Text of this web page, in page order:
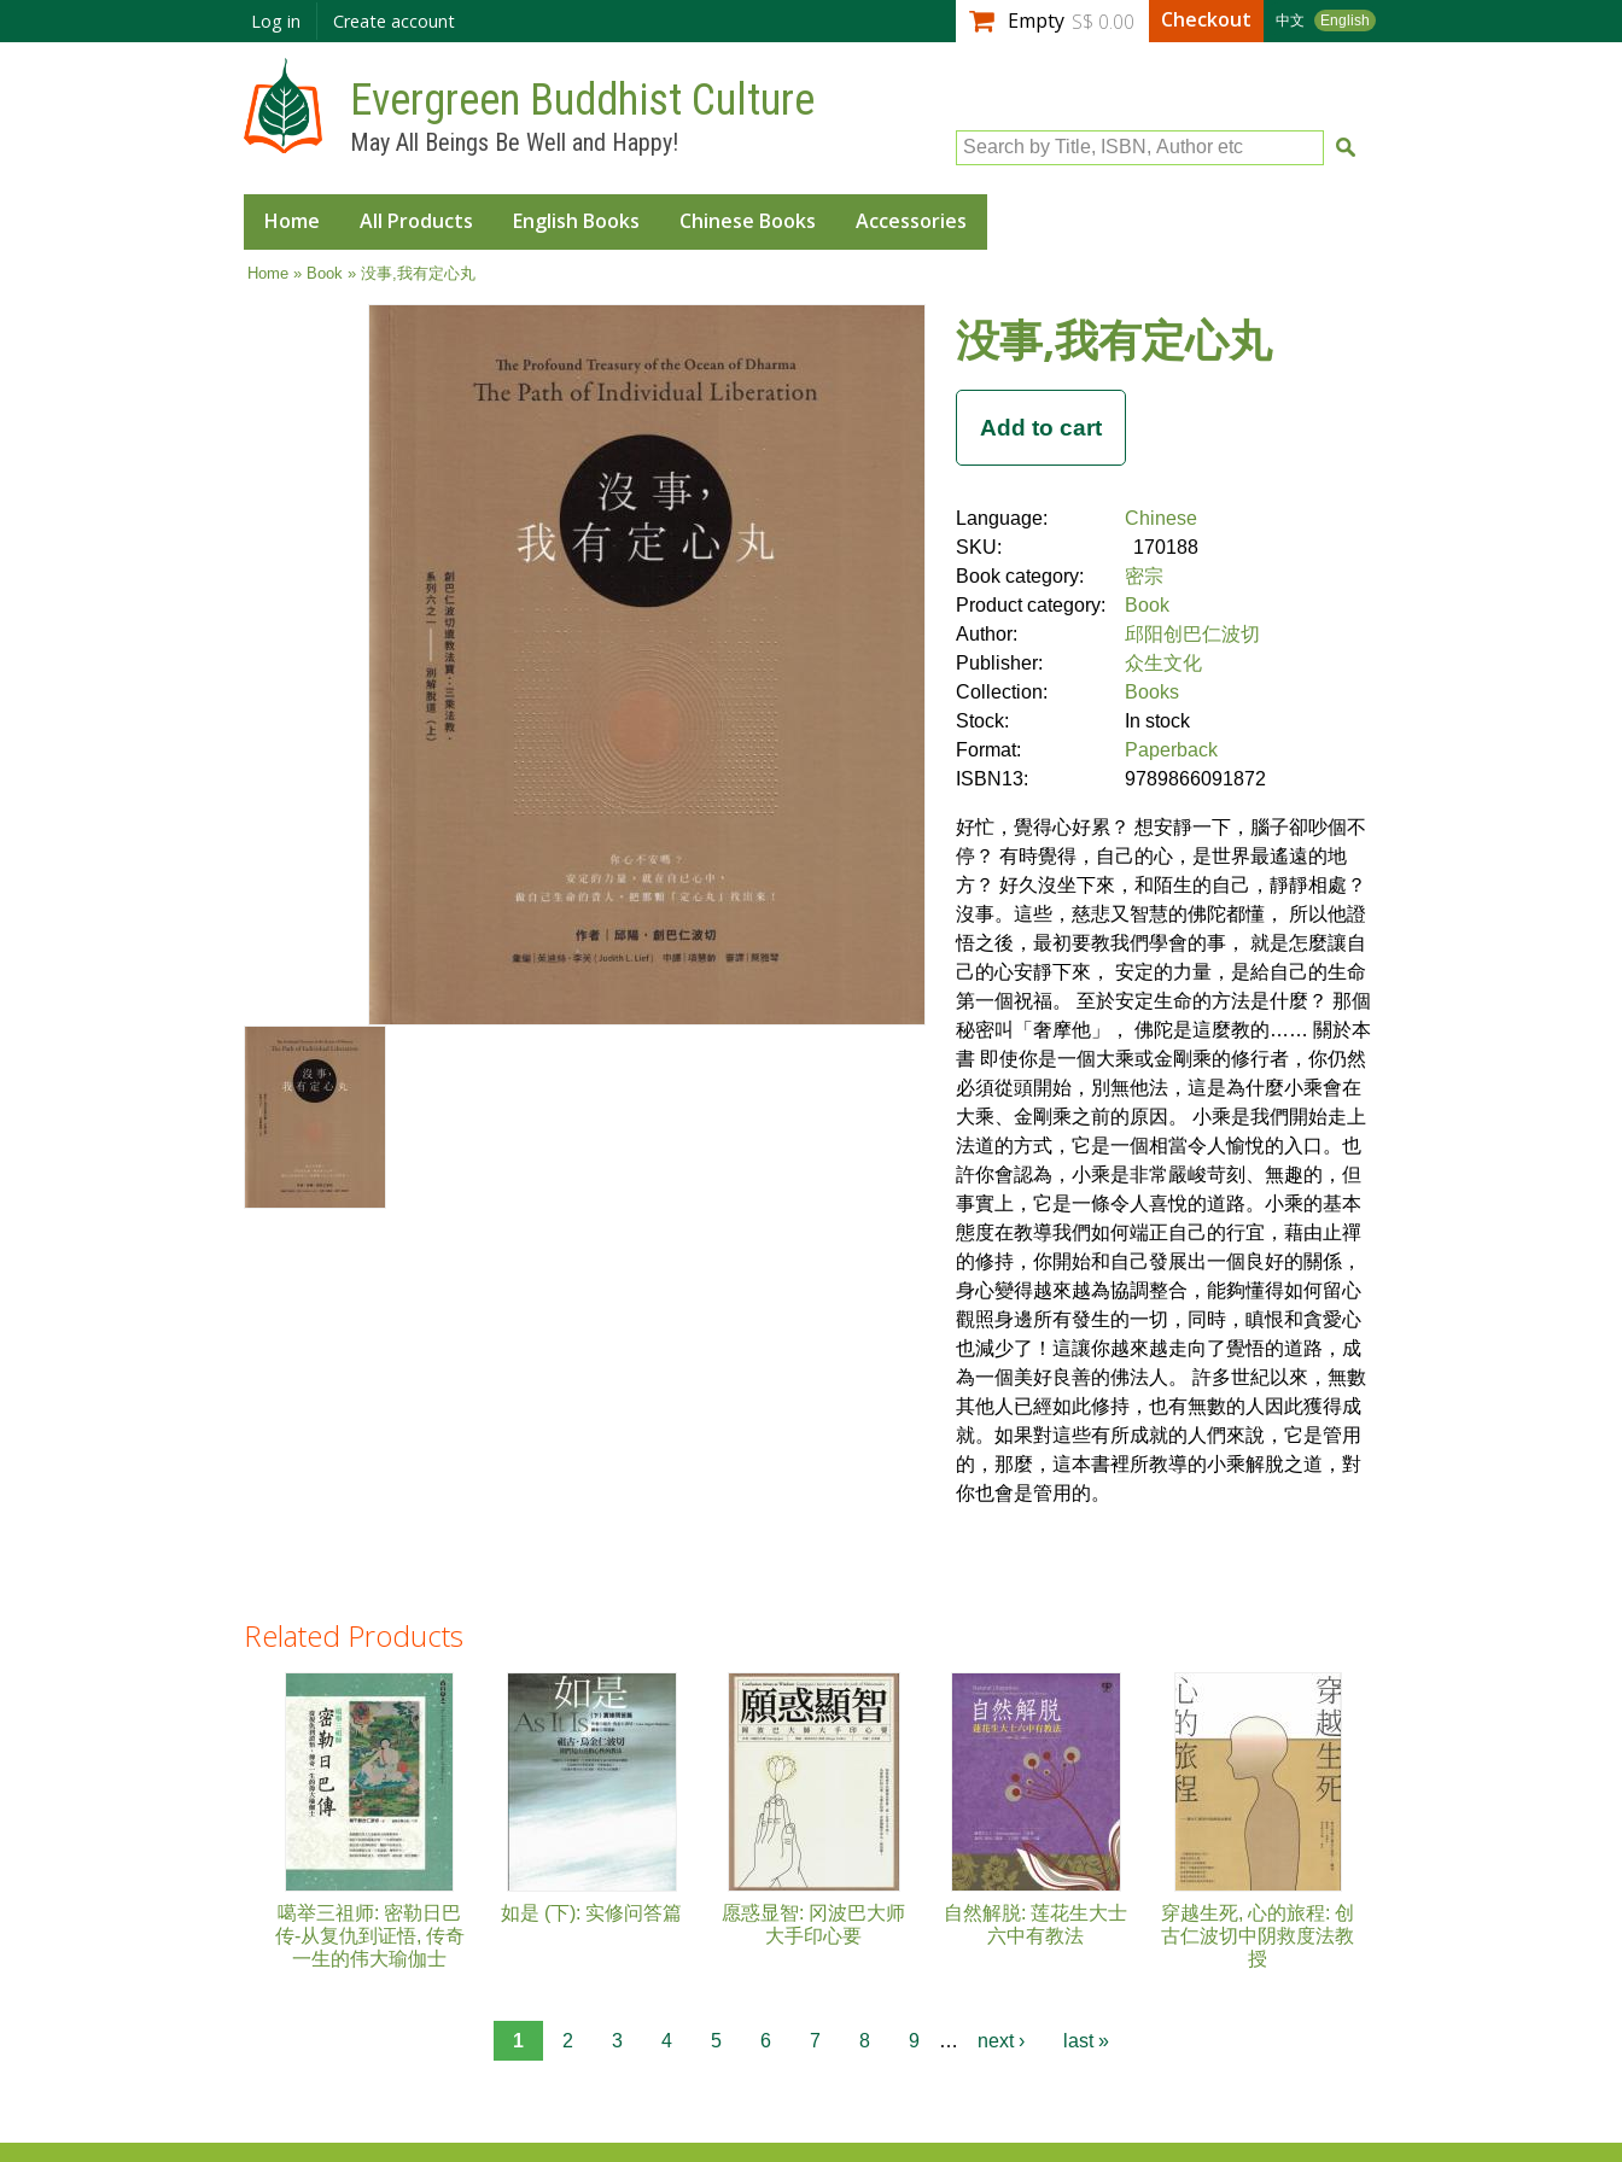
main
Log in Create account 中文 English
Empty S$ 0.00 Checkout
Evergreen Buddhist Culture
May All Beings Be Well and Happy! Search by Title, ISBN, Author etc
Home All Products English Books Chinese Books Accessories
You are here
Home» Book » 没事,我有定心丸
没事,我有定心丸
Language:
Chinese
SKU:
170188
Book category:
密宗
Product category:
Book
Author:
邱阳创巴仁波切
Publisher:
众生文化
Collection:
Books
Stock:
In stock
Format:
Paperback
ISBN13:
9789866091872
好忙，覺得心好累？ 想安靜一下，腦子卻吵個不
停？ 有時覺得，自己的心，是世界最遙遠的地
方？ 好久沒坐下來，和陌生的自己，靜靜相處？
沒事。這些，慈悲又智慧的佛陀都懂， 所以他證
悟之後，最初要教我們學會的事， 就是怎麼讓自
己的心安靜下來， 安定的力量，是給自己的生命
第一個祝福。 至於安定生命的方法是什麼？ 那個
秘密叫「奢摩他」， 佛陀是這麼教的…… 關於本
書 即使你是一個大乘或金剛乘的修行者，你仍然
必須從頭開始，別無他法，這是為什麼小乘會在
大乘、金剛乘之前的原因。 小乘是我們開始走上
法道的方式，它是一個相當令人愉悅的入口。也
許你會認為，小乘是非常嚴峻苛刻、無趣的，但
事實上，它是一條令人喜悅的道路。小乘的基本
態度在教導我們如何端正自己的行宜，藉由止禪
的修持，你開始和自己發展出一個良好的關係，
身心變得越來越為協調整合，能夠懂得如何留心
觀照身邊所有發生的一切，同時，瞋恨和貪愛心
也減少了！這讓你越來越走向了覺悟的道路，成
為一個美好良善的佛法人。 許多世紀以來，無數
其他人已經如此修持，也有無數的人因此獲得成
就。如果對這些有所成就的人們來說，它是管用
的，那麼，這本書裡所教導的小乘解脫之道，對
你也會是管用的。
Related Products
噶举三祖师: 密勒日巴
传-从复仇到证悟, 传奇
一生的伟大瑜伽士
如是 (下): 实修问答篇
愿惑显智: 冈波巴大师
大手印心要
自然解脱: 莲花生大士
六中有教法
穿越生死, 心的旅程: 创
古仁波切中阴救度法教
授
Pages
1 2 3 4 5 6 7 8 9 … next › last »